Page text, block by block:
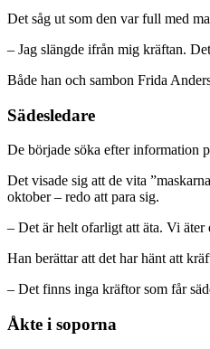
Det såg ut som den var full med
– Jag slängde ifrån mig kräftan.
Både han och sambon Frida
Sädesledare
De började söka efter information
Det visade sig att de vita
oktober – redo att para sig.
– Det är helt ofarligt att äta. Vi äter
Han berättar att det har hänt att
– Det finns inga kräftor som får
Åkte i soporna